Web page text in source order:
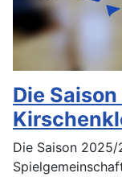
Die
Die Saison